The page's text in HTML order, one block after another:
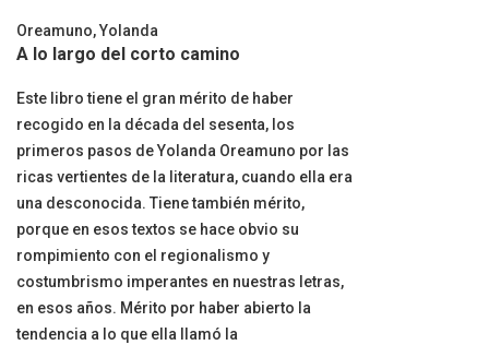
Oreamuno, Yolanda
A lo largo del corto camino
Este libro tiene el gran mérito de haber
recogido en la década del sesenta, los
primeros pasos de Yolanda Oreamuno por las
ricas vertientes de la literatura, cuando ella era
una desconocida. Tiene también mérito,
porque en esos textos se hace obvio su
rompimiento con el regionalismo y
costumbrismo imperantes en nuestras letras,
en esos años. Mérito por haber abierto la
tendencia a lo que ella llamó la